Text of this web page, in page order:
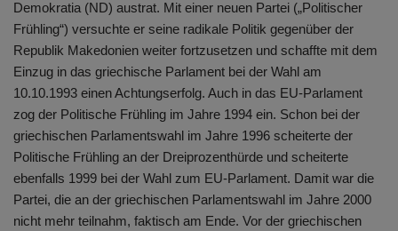
Demokratia (ND) austrat. Mit einer neuen Partei („Politischer
Frühling“) versuchte er seine radikale Politik gegenüber der
Republik Makedonien weiter fortzusetzen und schaffte mit dem
Einzug in das griechische Parlament bei der Wahl am
10.10.1993 einen Achtungserfolg. Auch in das EU-Parlament
zog der Politische Frühling im Jahre 1994 ein. Schon bei der
griechischen Parlamentswahl im Jahre 1996 scheiterte der
Politische Frühling an der Dreiprozenthürde und scheiterte
ebenfalls 1999 bei der Wahl zum EU-Parlament. Damit war die
Partei, die an der griechischen Parlamentswahl im Jahre 2000
nicht mehr teilnahm, faktisch am Ende. Vor der griechischen